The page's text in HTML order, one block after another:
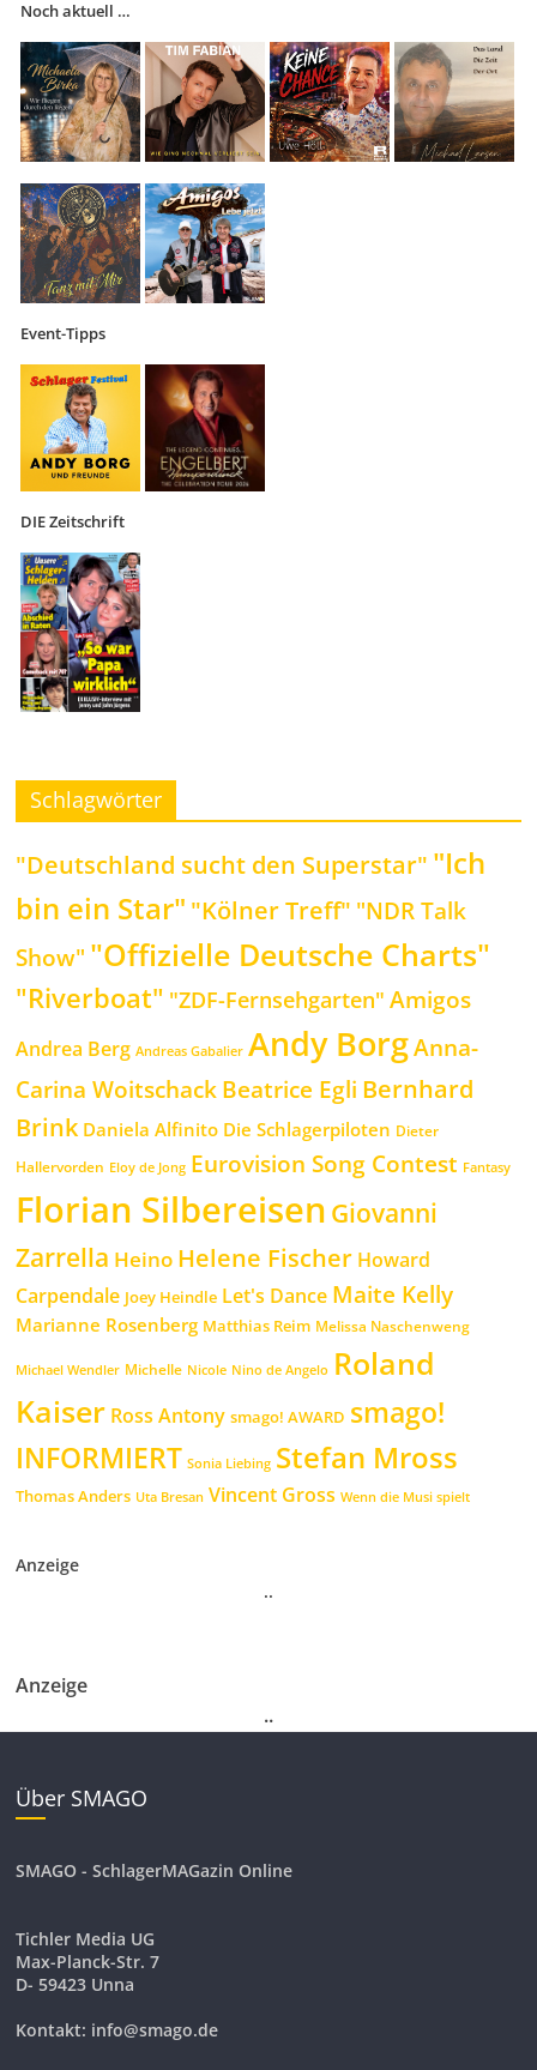
Noch aktuell …
Event-Tipps
DIE Zeitschrift
Schlagwörter
"Deutschland sucht den Superstar" "Ich
bin ein Star" "Kölner Treff" "NDR Talk
Show" "Offizielle Deutsche Charts"
"Riverboat" "ZDF-Fernsehgarten" Amigos
Andrea Berg Andreas Gabalier Andy BorgAnna-
Carina WoitschackBeatrice Egli Bernhard
Brink Daniela Alfinito Die Schlagerpiloten Dieter
Hallervorden Eloy de Jong Eurovision Song Contest Fantasy
Florian Silbereisen Giovanni
Zarrella Heino Helene Fischer Howard
Carpendale Joey Heindle Let's Dance Maite Kelly
Marianne Rosenberg Matthias Reim Melissa Naschenweng
Michael Wendler Michelle Nicole Nino de Angelo Roland
Kaiser Ross Antony smago! AWARD smago!
INFORMIERT Sonia Liebing Stefan Mross
Thomas Anders Uta Bresan Vincent Gross Wenn die Musi spielt
Anzeige
..
Anzeige
..
Über SMAGO
SMAGO - SchlagerMAGazin Online
Tichler Media UG
Max-Planck-Str. 7
D- 59423 Unna
Kontakt: info@smago.de